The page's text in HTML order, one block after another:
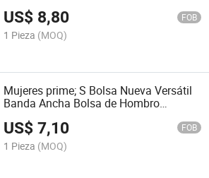
cuadrado de ambiente joker
US$ 8,80 FOB
1 Pieza (MOQ)
Mujeres prime; S Bolsa Nueva Versátil
Banda Ancha Bolsa de Hombro
Cubo
US$7,10 FOB
1 Pieza (MOQ)